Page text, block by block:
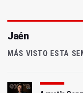
Jaén
MÁS VISTO ESTA